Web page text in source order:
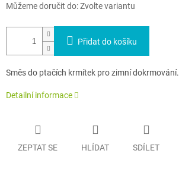
Můžeme doručit do:Zvolte variantu
Přidat do košíku
Směs do ptačích krmítek pro zimní dokrmování.
Detailní informace
ZEPTAT SE HLÍDAT SDÍLET